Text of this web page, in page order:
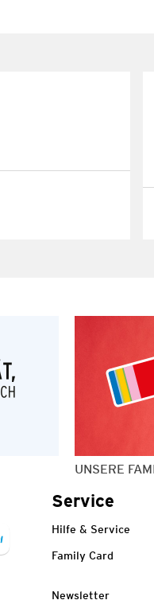
UNSERE
Service
Hilfe & Service
Family Card
Newsletter